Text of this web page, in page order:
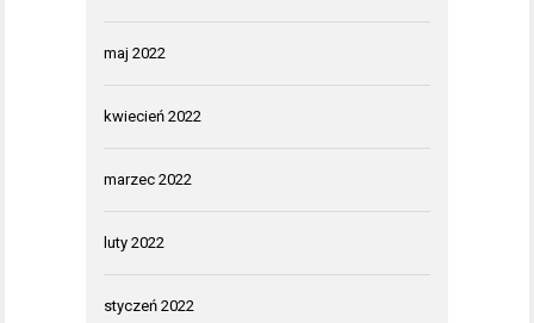
maj 2022
kwiecień 2022
marzec 2022
luty 2022
styczeń 2022